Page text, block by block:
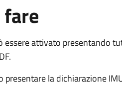
fare
essere attivato presentando
presentare la dichiarazione